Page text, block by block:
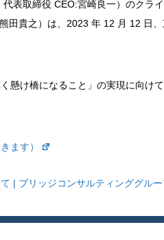
表取締役 CEO:宮崎良一）のクラ
田貴之）は、2023 年 12 月 12 日
懸け橋になること」の実現に向け
ます）
| ブリッジコンサルティンググル